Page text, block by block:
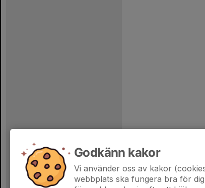
Godkänn kakor
Vi använder oss av kakor
webbplats ska fungera bra för